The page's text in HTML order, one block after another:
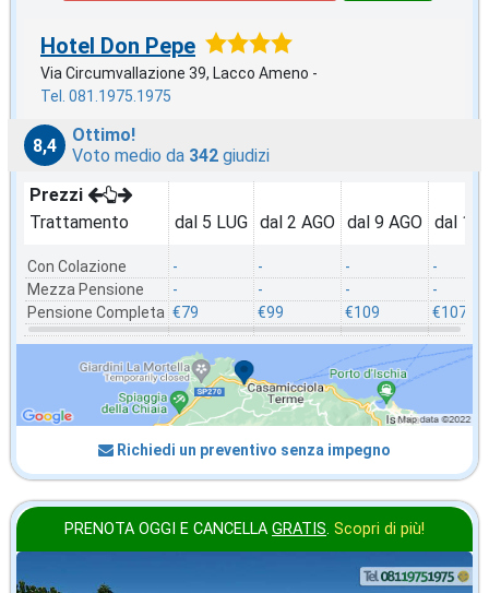
Hotel Don Pepe
Via Circumvallazione 39, Lacco Ameno -
Tel. 081.1975.1975
8,4
Ottimo!
Voto medio da 342 giudizi
Prezzi
Trattamento
Con Colazione
Mezza Pensione
Pensione Completa
dal 5 LUG
-
-
€79
dal 2 AGO
-
-
€99
dal 9 AGO
-
-
€109
dal 16
-
-
€107
Richiedi un preventivo senza impegno
PRENOTA OGGI E CANCELLA GRATIS. Scopri di più!